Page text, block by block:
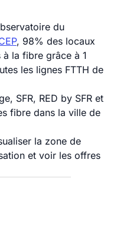
du
, 98% des locaux
la fibre grâce à 1
les lignes FTTH de
SFR, RED by SFR et
fibre dans la ville de
la zone de
et voir les offres